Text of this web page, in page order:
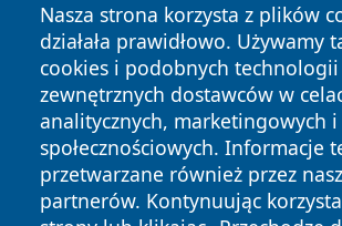
Nasza strona korzysta z plików
działała prawidłowo. Używamy
cookies i podobnych
zewnętrznych dostawców w
analitycznych, marketingowych i
społecznościowych. Informacje
przetwarzane również przez
partnerów. Kontynuując
Copyright © 2026 dabrowski24.pl
zastrzeżone.